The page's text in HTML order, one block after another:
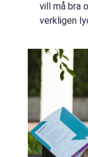
vill må bra
verkligen